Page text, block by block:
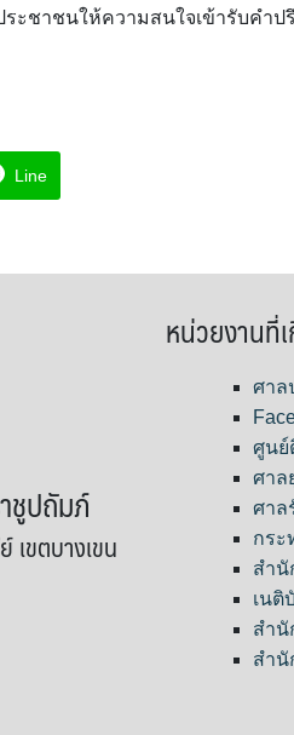
ะชาชนให้ความสนใจเข้ารับคำ
Line
ชูปถัมภ์
ขตบางเขน
หน่วยงานที่
ศาล
ศูนย์
ศาล
ศาล
กระ
สำนั
เน
สำนั
สำ